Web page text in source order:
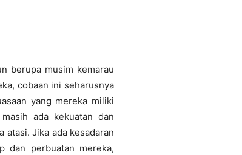
berupa musim kemarau
cobaan ini seharusnya
yang mereka miliki
ada kekuatan dan
atasi. Jika ada kesadaran
dan perbuatan mereka,